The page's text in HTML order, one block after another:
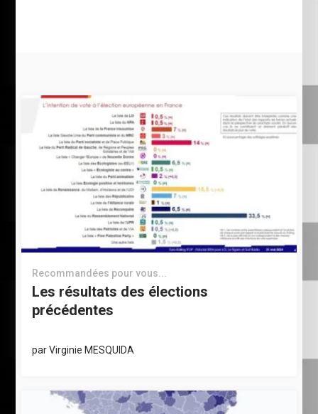
Recommandées pour vous...
Les résultats des élections
précédentes
parVirginie MESQUIDA